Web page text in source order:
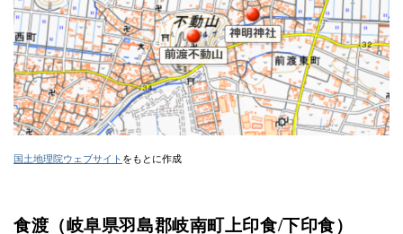
国土地理院ウェブサイト をもとに作成
食渡（岐阜県羽島郡岐南町上印食/下印食）